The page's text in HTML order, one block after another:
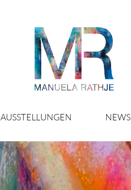
AUSSTELLUNGEN NEWS